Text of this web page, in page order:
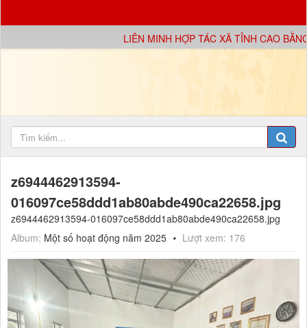
LIÊN MINH HỢP TÁC XÃ TỈNH CAO
z6944462913594-
016097ce58ddd1ab80abde490ca22658.jpg
z6944462913594-016097ce58ddd1ab80abde490ca22658.jpg
Album: Một số hoạt động năm 2025 Lượt xem: 176